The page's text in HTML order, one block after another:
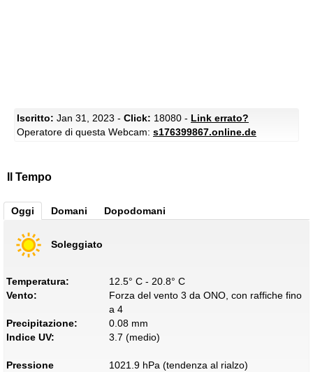
Iscritto: Jan 31, 2023 - Click: 18080 - Link errato?
Operatore di questa Webcam: s176399867.online.de
Il Tempo
Oggi Domani Dopodomani
Soleggiato
Temperatura:
12.5° C - 20.8° C
Vento:
Forza del vento 3 da ONO, con raffiche fino
a 4
Precipitazione:
0.08 mm
Indice UV:
3.7 (medio)
Pressione
1021.9 hPa (tendenza al rialzo)